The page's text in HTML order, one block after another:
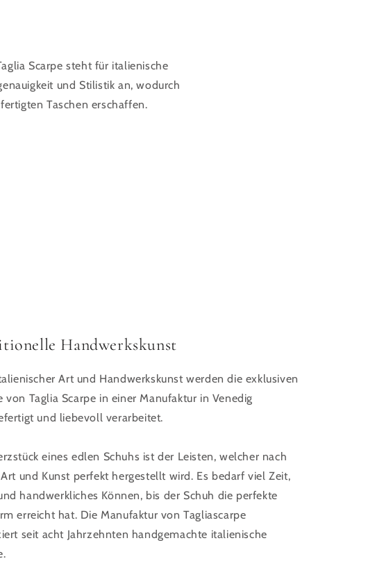
Scarpe steht für italienische
und Stilistik an, wodurch
Taschen erschaffen.
Handwerkskunst
Art und Handwerkskunst werden die exklusiven
von Taglia Scarpe in einer Manufaktur in Venedig
und liebevoll verarbeitet.
eines edlen Schuhs ist der Leisten, welcher nach
und Kunst perfekt hergestellt wird. Es bedarf viel Zeit,
handwerkliches Können, bis der Schuh die perfekte
erreicht hat. Die Manufaktur von Tagliascarpe
seit acht Jahrzehnten handgemachte italienische